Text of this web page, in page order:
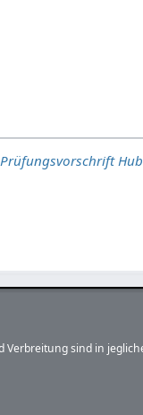
sind in